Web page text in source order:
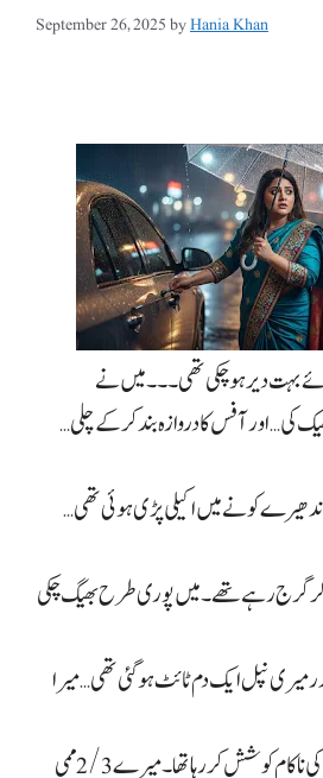
September 26, 2025byHania Khan
بہت دیر ہو چکی تھی۔۔۔ میں نے
کی… اور آفس کا دروازہ بند کر کے چلی…
کونے میں اکیلی پڑی ہوئی تھی…
کر گرج رہے تھے۔ میں پوری طرح بھیگ چکی
میری نپل ایک دم ٹائٹ ہو گئی تھی… میرا
کھلے ہوئے جو بن کو ڈھانکنے کی ناکام کوشش کر رہا تھا۔ میرے 2/3 ممی